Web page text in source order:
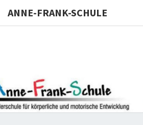
ANNE-FRANK-SCHULE